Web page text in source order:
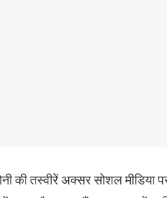
की तस्वीरें अक्सर सोशल मीडिया